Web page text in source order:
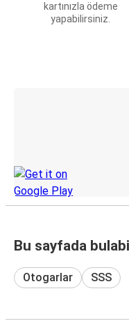
kartınızla ödeme
yapabilirsiniz.
Bu sayfada
Otogarlar SSS